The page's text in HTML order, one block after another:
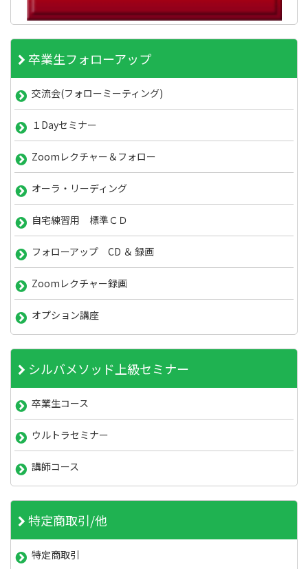
卒業生フォローアップ
交流会(フォローミーティング)
１Dayセミナー
Zoomレクチャー＆フォロー
オーラ・リーディング
自宅練習用 標準ＣＤ
フォローアップ CD ＆ 録画
Zoomレクチャー録画
オプション講座
シルバメソッド上級セミナー
卒業生コース
ウルトラセミナー
講師コース
特定商取引/他
特定商取引